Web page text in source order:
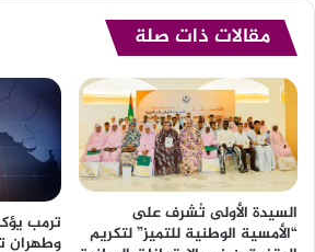
مقالات ذات صلة
السيدة الأولى تُشرف على
“الأمسية الوطنية للتميز” لتكريم
ترمب
وطهران